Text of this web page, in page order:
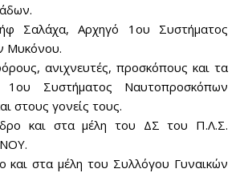
Αρχηγό 1ου Συστήματος
Μυκόνου.
ανιχνευτές, προσκόπους και τα
Συστήματος Ναυτοπροσκόπων
στους γονείς τους.
και στα μέλη του ΔΣ του Π.Λ.Σ.
στα μέλη του Συλλόγου Γυναικών